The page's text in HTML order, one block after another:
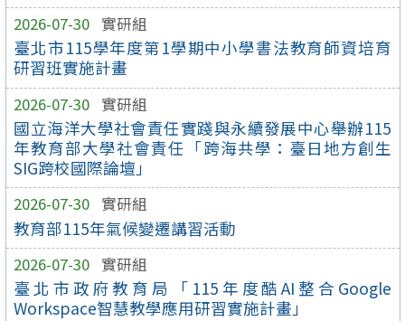
2026-07-30 實研組
臺北市115學年度第1學期中小學書法教育師資培育
研習班實施計畫
2026-07-30 實研組
國立海洋大學社會責任實踐與永續發展中心舉辦115
年教育部大學社會責任「跨海共學：臺日地方創生
SIG跨校國際論壇」
2026-07-30 實研組
教育部115年氣候變遷講習活動
2026-07-30 實研組
臺北市政府教育局「115年度酷AI整合Google
Workspace智慧教學應用研習實施計畫」